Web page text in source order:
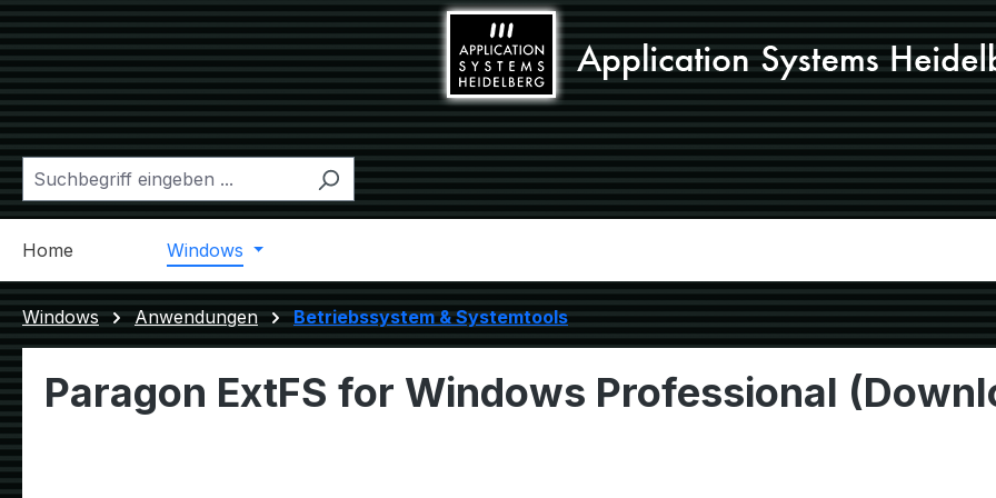
Hauptinhalt springen
Zur Suche springen
Zur Hauptnavigation springen
Home Windows
Windows Anwendungen Betriebssystem & Systemtools
Paragon ExtFS for Windows Professional